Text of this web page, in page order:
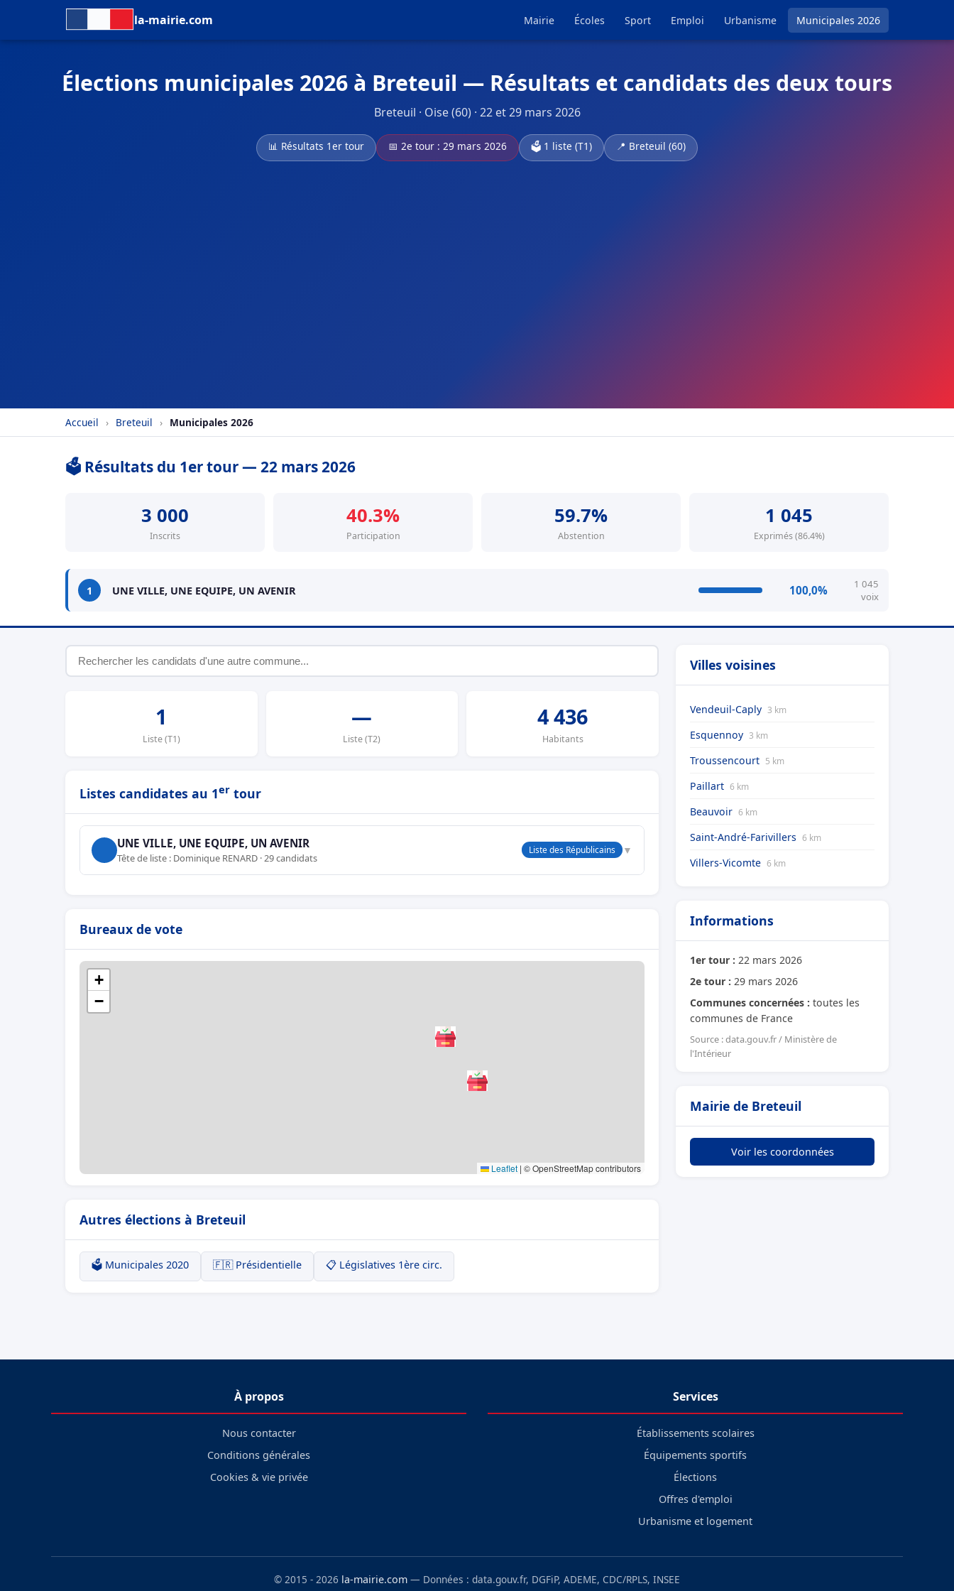
la-mairie.com Mairie Écoles Sport Emploi Urbanisme Municipales 2026
Élections municipales 2026 à Breteuil — Résultats et candidats des deux tours
Breteuil · Oise (60) · 22 et 29 mars 2026
📊 Résultats 1er tour 📅 2e tour : 29 mars 2026 🗳️ 1 liste (T1) 📍 Breteuil (60)
Accueil › Breteuil › Municipales 2026
🗳️ Résultats du 1er tour — 22 mars 2026
3 000
Inscrits
40.3%
Participation
59.7%
Abstention
1 045
Exprimés (86.4%)
1 UNE VILLE, UNE EQUIPE, UN AVENIR 100,0%
1 045
voix
1
Liste (T1)
—
Liste (T2)
4 436
Habitants
Listes candidates au 1er tour
UNE VILLE, UNE EQUIPE, UN AVENIR
Tête de liste : Dominique RENARD · 29 candidats
Liste des Républicains ▼
Bureaux de vote
+
−
Leaflet | © OpenStreetMap contributors
Autres élections à Breteuil
🗳️ Municipales 2020 🇫🇷 Présidentielle 📋 Législatives 1ère circ.
Villes voisines
Vendeuil-Caply 3 km
Esquennoy 3 km
Troussencourt 5 km
Paillart 6 km
Beauvoir 6 km
Saint-André-Farivillers 6 km
Villers-Vicomte 6 km
Informations
1er tour : 22 mars 2026
2e tour : 29 mars 2026
Communes concernées : toutes les
communes de France
Source : data.gouv.fr / Ministère de
l'Intérieur
Mairie de Breteuil
Voir les coordonnées
À propos
Nous contacter
Conditions générales
Cookies & vie privée
Services
Établissements scolaires
Équipements sportifs
Élections
Offres d'emploi
Urbanisme et logement
© 2015 - 2026 la-mairie.com — Données : data.gouv.fr, DGFiP, ADEME, CDC/RPLS, INSEE